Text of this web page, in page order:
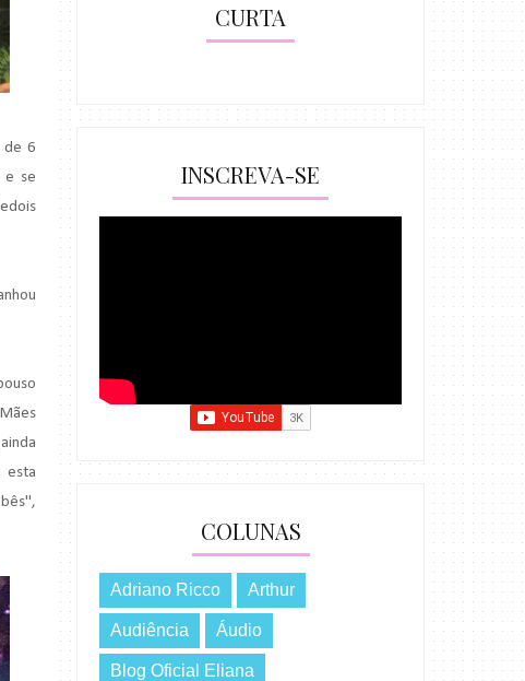
de 6
e se
esta
CURTA
INSCREVA-SE
COLUNAS
Adriano Ricco Arthur
Audiência Áudio
Blog Oficial Eliana